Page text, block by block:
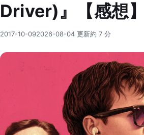
Driver)』【感想】
2017-10-092026-08-04 更新約 7 分